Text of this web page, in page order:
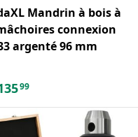
Mandrin à bois à
connexion
argenté 96 mm
99